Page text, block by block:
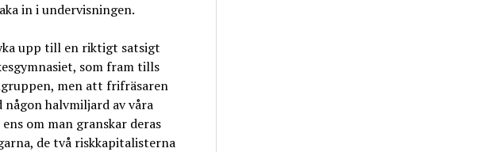
in i undervisningen.
upp till en riktigt satsigt
som fram tills
men att frifräsaren
halvmiljard av våra
om man granskar deras
de två riskkapitalisterna